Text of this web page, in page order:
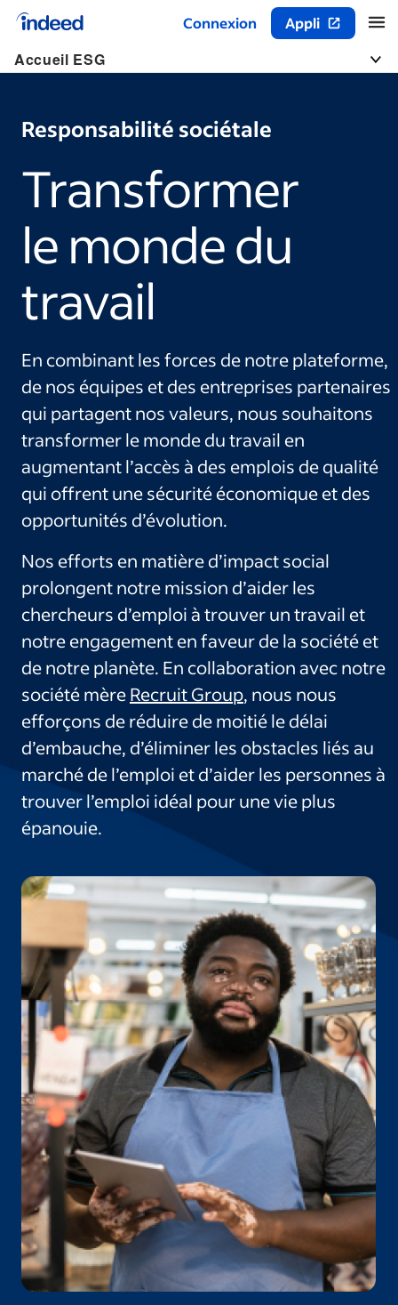
Connexion Appli
Début du contenu principal
Accueil ESG
Responsabilité sociétale
Transformer
le monde du
travail
En combinant les forces de notre plateforme,
de nos équipes et des entreprises partenaires
qui partagent nos valeurs, nous souhaitons
transformer le monde du travail en
augmentant l’accès à des emplois de qualité
qui offrent une sécurité économique et des
opportunités d’évolution.
Nos efforts en matière d’impact social
prolongent notre mission d’aider les
chercheurs d’emploi à trouver un travail et
notre engagement en faveur de la société et
de notre planète. En collaboration avec notre
société mèreRecruit Group, nous nous
efforçons de réduire de moitié le délai
d’embauche, d’éliminer les obstacles liés au
marché de l’emploi et d’aider les personnes à
trouver l’emploi idéal pour une vie plus
épanouie.